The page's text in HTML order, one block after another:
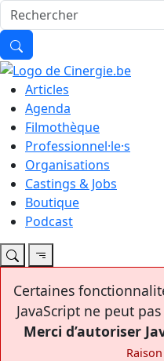
Articles
Agenda
Filmothèque
Professionnel·le·s
Organisations
Castings & Jobs
Boutique
Podcast
Certaines
JavaScript ne peut
Merci d’autoriser